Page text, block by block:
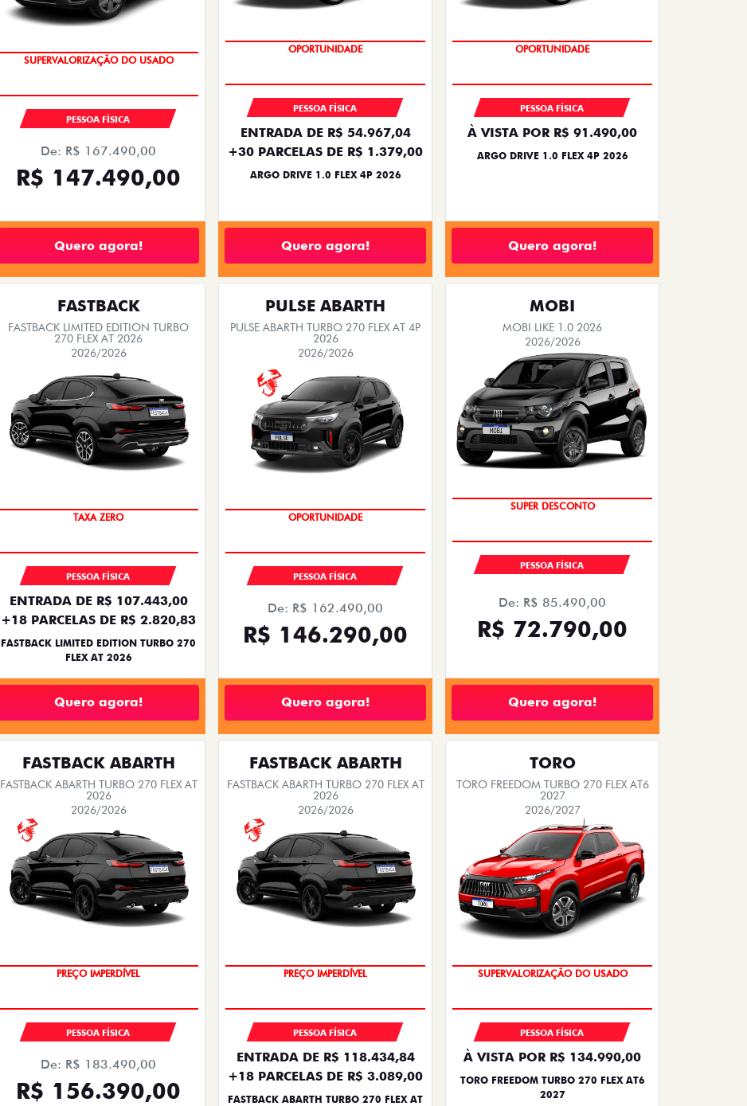
COM USADO NA TROCA
PESSOA FÍSICA
De: R$ 167.490,00
R$ 147.490,00
Quero agora!
BÔNUS DE 6 MIL REAIS
PESSOA FÍSICA
ENTRADA DE R$ 54.967,04
+30 PARCELAS DE R$ 1.379,00
ARGO DRIVE 1.0 FLEX 4P 2026
Quero agora!
BÔNUS DE 6 MIL REAIS
PESSOA FÍSICA
À VISTA POR R$ 91.490,00
ARGO DRIVE 1.0 FLEX 4P 2026
Quero agora!
FASTBACK
FASTBACK LIMITED EDITION TURBO
270 FLEX AT 2026
2026/2026
PREÇO IMPERDÍVEL
PESSOA FÍSICA
ENTRADA DE R$ 107.443,00
+18 PARCELAS DE R$ 2.820,83
FASTBACK LIMITED EDITION TURBO 270
FLEX AT 2026
Quero agora!
PULSE ABARTH
PULSE ABARTH TURBO 270 FLEX AT 4P
2026
2026/2026
SAIA DE FIAT 0KM
PESSOA FÍSICA
De: R$ 162.490,00
R$ 146.290,00
Quero agora!
MOBI
MOBI LIKE 1.0 2026
2026/2026
TAXA ZERO
PESSOA FÍSICA
De: R$ 85.490,00
R$ 72.790,00
Quero agora!
FASTBACK ABARTH
FASTBACK ABARTH TURBO 270 FLEX AT
2026
2026/2026
SAIA DE FIAT 0KM
PESSOA FÍSICA
De: R$ 183.490,00
R$ 156.390,00
FASTBACK ABARTH
FASTBACK ABARTH TURBO 270 FLEX AT
2026
2026/2026
TAXA ZERO
PESSOA FÍSICA
ENTRADA DE R$ 118.434,84
+18 PARCELAS DE R$ 3.089,00
FASTBACK ABARTH TURBO 270 FLEX AT
TORO
TORO FREEDOM TURBO 270 FLEX AT6
2027
2026/2027
OPORTUNIDADE
PESSOA FÍSICA
À VISTA POR R$ 134.990,00
TORO FREEDOM TURBO 270 FLEX AT6
2027